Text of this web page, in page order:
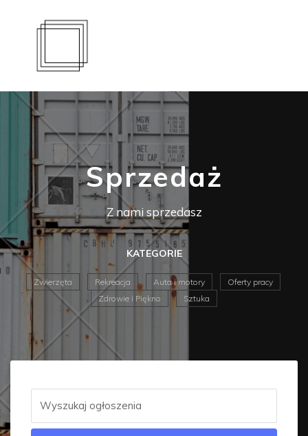
Sprzedaż
Z nami sprzedasz
KATEGORIE
Zwierzęta Rekreacja Auta i motory
Oferty pracy
Zdrowie i Piękno
Sztuka